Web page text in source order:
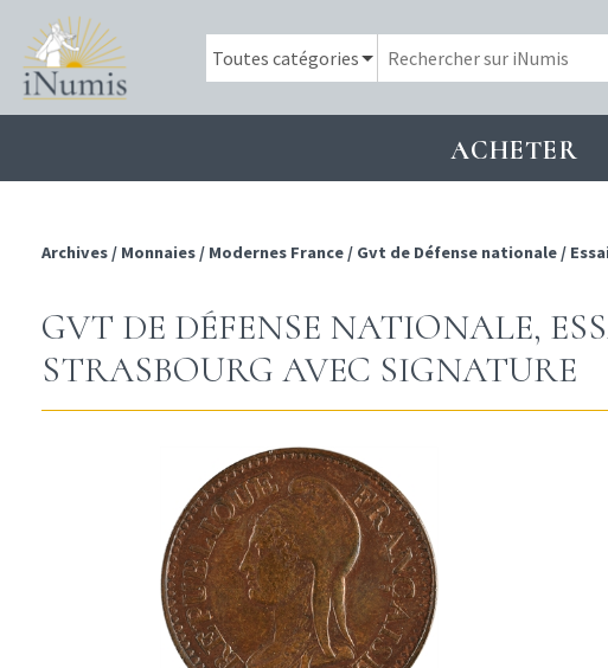
ACHETER
Archives / Monnaies / Modernes France / Gvt de Défense nationale /
GVT DE DÉFENSE NATIONALE,
STRASBOURG AVEC SIGNATURE